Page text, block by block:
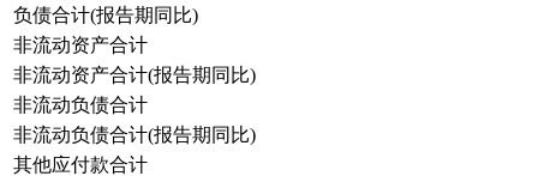
负债合计(报告期同比)
非流动资产合计
非流动资产合计(报告期同比)
非流动负债合计
非流动负债合计(报告期同比)
其他应付款合计